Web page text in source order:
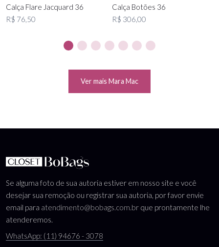
Calça Flare Jacquard 36
R$ 76,50
Calça Botões 36
R$ 306,00
Ver mais Mara Mac
Se alguma foto de sua autoria estiver em nosso site e você
desejar sua remoção ou registrar sua autoria, por favor envie
email para atendimento@bobags.com.br que prontamente lhe
atenderemos.
WhatsApp: (11) 94676 - 3078